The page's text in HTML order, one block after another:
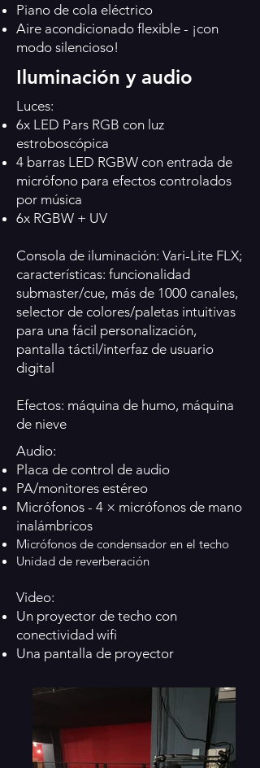
Piano de cola eléctrico
Aire acondicionado flexible - ¡con
modo silencioso!
Iluminación y audio
Luces:
6x LED Pars RGB con luz
estroboscópica
4 barras LED RGBW con entrada de
micrófono para efectos controlados
por música
6x RGBW + UV
Consola de iluminación: Vari-Lite FLX;
características: funcionalidad
submaster/cue, más de 1000 canales,
selector de colores/paletas intuitivas
para una fácil personalización,
pantalla táctil/interfaz de usuario
digital
Efectos: máquina de humo, máquina
de nieve
Audio:
Placa de control de audio
PA/monitores estéreo
Micrófonos - 4 × micrófonos de mano
inalámbricos
Micrófonos de condensador en el techo
Unidad de reverberación
Video:
Un proyector de techo con
conectividad wifi
Una pantalla de proyector